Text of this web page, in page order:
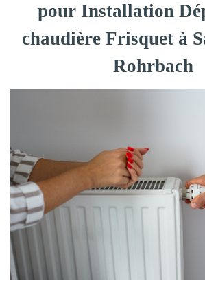
pour Installation
chaudière Frisquet à
Rohrbach